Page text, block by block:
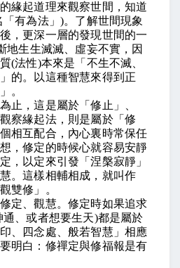
緣起道理來觀察世間，知道
「有為法」)。了解世間現象
，更深一層的發現世間的一
地生生滅滅、虛妄不實，因
(法性)本來是「不生不滅、
的。以這種智慧來得到正
。
止，這是屬於「修止」、
察緣起法，則是屬於「修
相互配合，內心裏時常保任
，修定的時候心就容易安靜
，以定來引發「涅槃寂靜」
。這樣相輔相成，就叫作
雙修」。
定、觀慧。修定時如果追求
通、或者想要生天)都是屬於
、四念處、般若智慧」相應
明白：修禪定與修福報是有